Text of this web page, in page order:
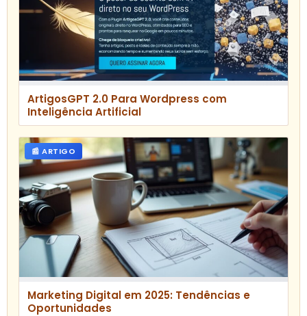
ArtigosGPT 2.0 Para Wordpress com
Inteligência Artificial
📰 ARTIGO
Marketing Digital em 2025: Tendências e
Oportunidades